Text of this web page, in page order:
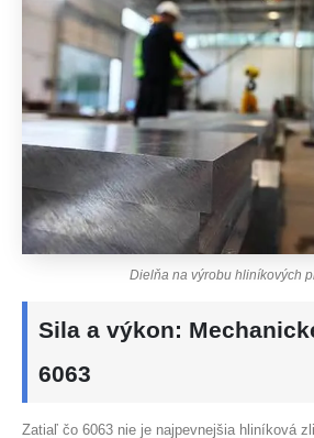
Dielňa na výrobu hliníkových
Sila a výkon:
6063
Zatiaľ čo 6063 nie je najpevnejšia hliníková